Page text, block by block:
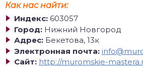
Как нас найти:
Индекс: 603057
Город: Нижний Новгород
Адрес: Бекетова, 13к
Электронная почта:
Сайт: http://muromskie-